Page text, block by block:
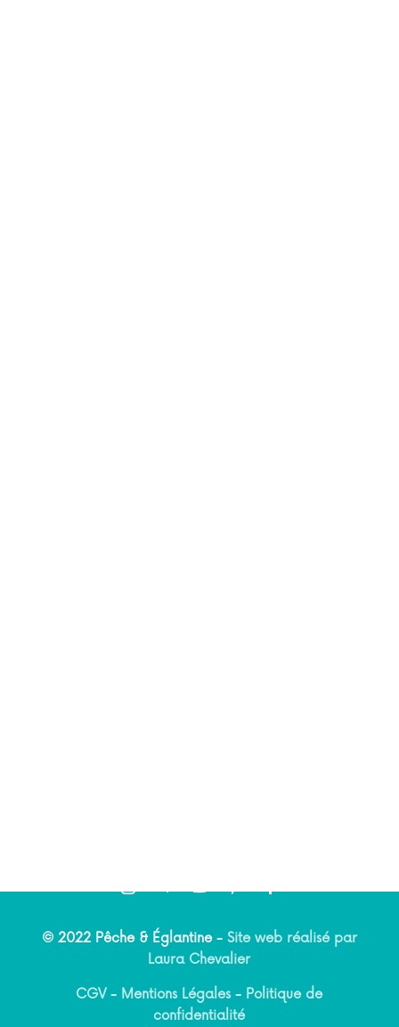
© 2022 Pêche & Églantine - Site web réalisé par
Laura Chevalier
CGV- Mentions Légales- Politique de
confidentialité